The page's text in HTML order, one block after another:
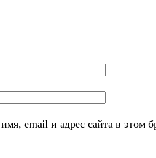
email и адрес сайта в этом